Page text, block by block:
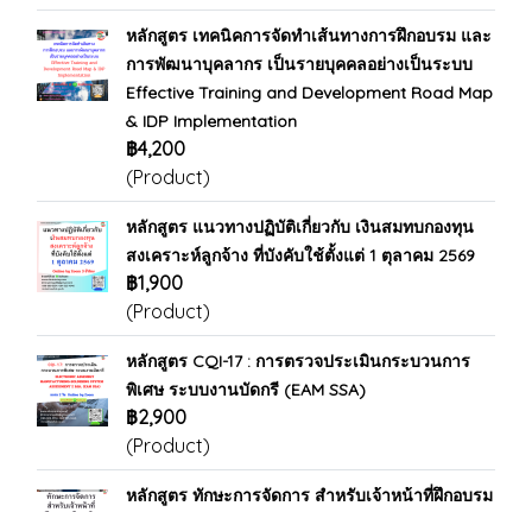
หลักสูตร เทคนิคการจัดทำเส้นทางการฝึกอบรม และ
การพัฒนาบุคลากร เป็นรายบุคคลอย่างเป็นระบบ
Effective Training and Development Road Map
& IDP Implementation
฿4,200
(Product)
หลักสูตร แนวทางปฏิบัติเกี่ยวกับ เงินสมทบกองทุน
สงเคราะห์ลูกจ้าง ที่บังคับใช้ตั้งแต่ 1 ตุลาคม 2569
฿1,900
(Product)
หลักสูตร CQI-17 : การตรวจประเมินกระบวนการ
พิเศษ ระบบงานบัดกรี (EAM SSA)
฿2,900
(Product)
หลักสูตร ทักษะการจัดการ สำหรับเจ้าหน้าที่ฝึกอบรม